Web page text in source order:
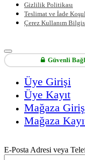
Gizlilik Politikası
Teslimat ve İade
Çerez Kullanım
Güvenli
Üye Girişi
Üye Kayıt
Mağaza
Mağaza
E-Posta Adresi veya